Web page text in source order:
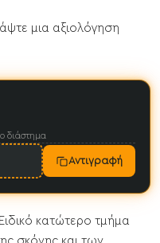
μια αξιολόγηση
διάστημα
Αντιγραφή
κατώτερο τμήμα